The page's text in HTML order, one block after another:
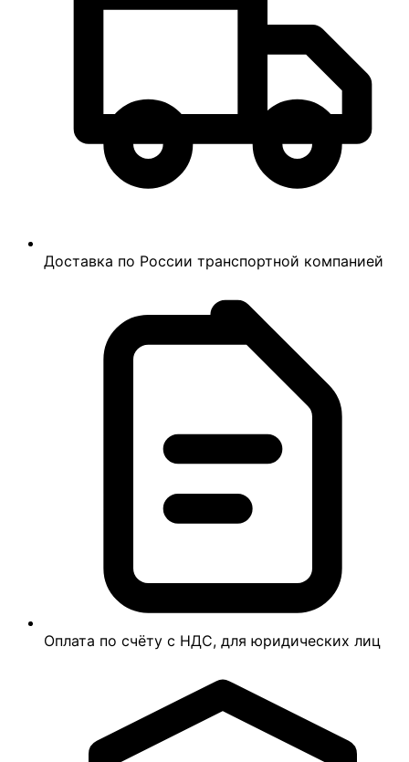
Доставка по России транспортной компанией
Оплата по счёту с НДС, для юридических лиц